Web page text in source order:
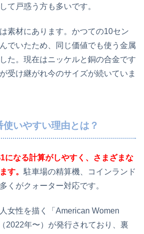
て戸惑う方も多いです。
素材にあります。かつての10セン
でいたため、同じ価値でも使う金属
た。現在はニッケルと銅の合金です
受け継がれ今のサイズが続いていま
いやすい理由とは？
になる計算がしやすく、さまざまな
す。 駐車場の精算機、コインランド
くがクォーター対応です。
女性を描く「American Women
2022年〜）が発行されており、裏